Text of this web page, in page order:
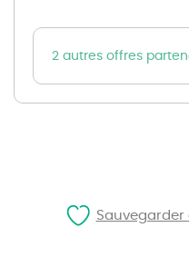
2 autres offres
Sauvegarder